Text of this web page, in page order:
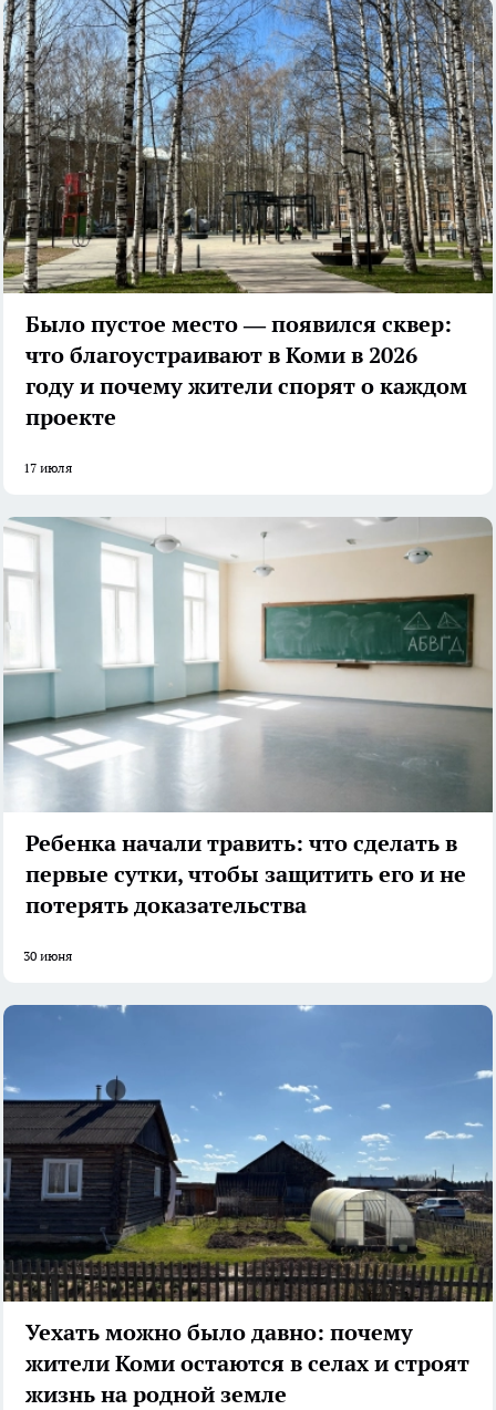
Было пустое место — появился сквер:
что благоустраивают в Коми в 2026
году и почему жители спорят о каждом
проекте
17 июля
Ребенка начали травить: что сделать в
первые сутки, чтобы защитить его и не
потерять доказательства
30 июня
Уехать можно было давно: почему
жители Коми остаются в селах и строят
жизнь на родной земле